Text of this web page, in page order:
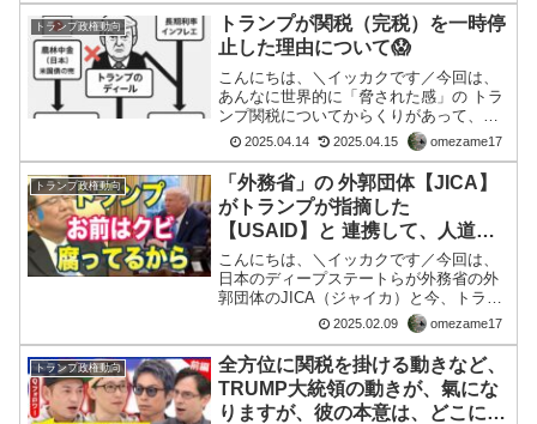
る」って書いてあったよね。これは、ト
ランプがDS全体を敵...
トランプ政権動向
トランプが関税（完税）を一時停
止した理由について😱
こんにちは、＼イッカクです／今回は、
あんなに世界的に「脅された感」の トラ
ンプ関税についてからくりがあって、ト
ランプは、一時、今のところ関税は、停
止中。 なぜなのか？AIに訊いてみまし
た。Q：トランプが、なぜ、関税を一時
停止したのか？A：ト...
2025.04.14 2025.04.15 omezame17
トランプ政権動向
「外務省」の 外郭団体【JICA】
がトランプが指摘した
【USAID】と 連携して、人道支
援と称する「金儲け」をやってた
こんにちは、＼イッカクです／今回は、
日本のディープステートらが外務省の外
郭団体のJICA（ジャイカ）と今、トラン
プによってヤバさが指摘された、USAID
とがこっそり連携してやばい銭儲けをや
ってた😱について■編集後記元締め外務
大臣および石破総...
2025.02.09 omezame17
トランプ政権動向
全方位に関税を掛ける動きなど、
TRUMP大統領の動きが、氣にな
りますが、彼の本意は、どこにあ